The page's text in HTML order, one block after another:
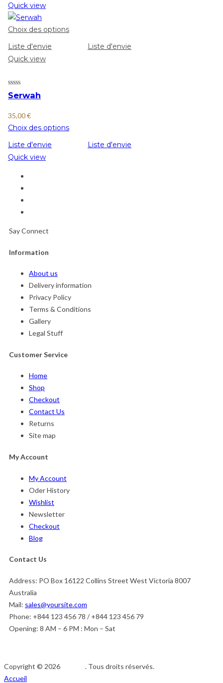
Quick view
Choix des options
Liste d'envie
Liste d'envie
Quick view
Serwah
35,00€
Choix des options
Liste d'envie
Liste d'envie
Quick view
Say Connect
Information
About us
Delivery information
Privacy Policy
Terms & Conditions
Gallery
Legal Stuff
Customer Service
Home
Shop
Checkout
Contact Us
Returns
Site map
My Account
My Account
Oder History
Wishlist
Newsletter
Checkout
Blog
Contact Us
Address: PO Box 16122 Collins Street West Victoria 8007
Australia
Mail: sales@yoursite.com
Phone: +844 123 456 78 / +844 123 456 79
Opening: 8 AM – 6 PM : Mon – Sat
Copyright © 2026
. Tous droits réservés.
Accueil